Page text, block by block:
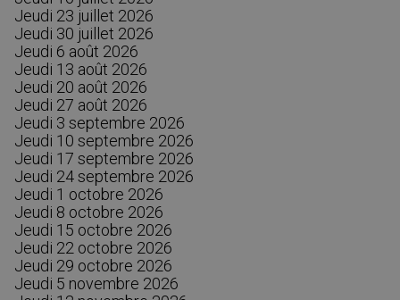
Jeudi 23 juillet 2026
Jeudi 30 juillet 2026
Jeudi 6 août 2026
Jeudi 13 août 2026
Jeudi 20 août 2026
Jeudi 27 août 2026
Jeudi 3 septembre 2026
Jeudi 10 septembre 2026
Jeudi 17 septembre 2026
Jeudi 24 septembre 2026
Jeudi 1 octobre 2026
Jeudi 8 octobre 2026
Jeudi 15 octobre 2026
Jeudi 22 octobre 2026
Jeudi 29 octobre 2026
Jeudi 5 novembre 2026